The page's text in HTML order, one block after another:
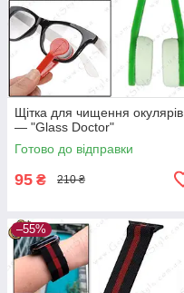
Щітка для чищення окулярів
— "Glass Doctor"
Готово до відправки
95 ₴ 210 ₴
–55%